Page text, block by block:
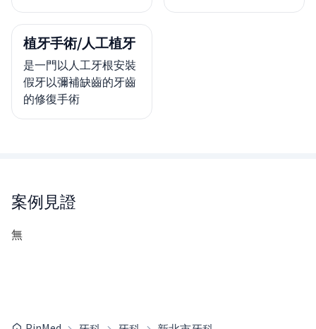
植牙手術/人工植牙
是一門以人工牙根安裝
假牙以彌補缺齒的牙齒
的修復手術
案例見證
無